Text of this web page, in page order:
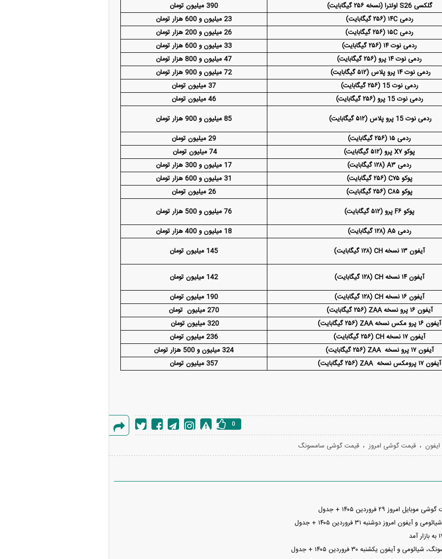
گلکسی S26 اولترا (نسخه ۲۵۶ گیگابایت)
390 میلیون تومان
ردمی ۱۴C (۲۵۶ گیگابایت)
23 میلیون و 600 هزار تومان
ردمی ۱۵C (۲۵۶ گیگابایت)
26 میلیون و 200 هزار تومان
ردمی نوت ۱۴ (۲۵۶ گیگابایت)
33 میلیون و 600 هزار تومان
ردمی نوت ۱۴ پرو (۲۵۶ گیگابایت)
47 میلیون و 800 هزار تومان
ردمی نوت ۱۴ پرو پلاس (۵۱۲ گیگابایت)
72 میلیون و 900 هزار تومان
ردمی نوت 15 (۲۵۶ گیگابایت)
37 میلیون تومان
ردمی نوت 15 پرو (۲۵۶ گیگابایت)
46 میلیون تومان
ردمی نوت 15 پرو پلاس (۵۱۲ گیگابایت)
85 میلیون و 900 هزار تومان
ردمی ۱۵ (۲۵۶ گیگابایت)
29 میلیون تومان
پوکو X۷ پرو (۵۱۲ گیگابایت)
74 میلیون تومان
ردمی A۳ (۱۲۸ گیگابایت)
17 میلیون و 300 هزار تومان
پوکو C۷۵ (۲۵۶ گیگابایت)
31 میلیون و 600 هزار تومان
پوکو C۸۵ (۲۵۶ گیگابایت)
26 میلیون تومان
پوکو F۶ پرو (۵۱۲ گیگابایت)
76 میلیون و 500 هزار تومان
ردمی A۵ (۱۲۸ گیگابایت)
18 میلیون و 400 هزار تومان
آیفون ۱۳ نسخه CH (۱۲۸ گیگابایت)
145 میلیون تومان
آیفون ۱۴ نسخه CH (۱۲۸ گیگابایت)
142 میلیون تومان
آیفون ۱۶ نسخه CH (۱۲۸ گیگابایت)
190 میلیون تومان
آیفون ۱۶ پرو نسخه ZAA (۲۵۶ گیگابایت)
270 میلیون تومان
آیفون ۱۶ پرو مکس نسخه ZAA (۲۵۶ گیگابایت)
320 میلیون تومان
آیفون ۱۷ نسخه CH (۲۵۶ گیگابایت)
236 میلیون تومان
آیفون ۱۷ پرو نسخه ZAA (۲۵۶ گیگابایت)
324 میلیون و 500 هزار تومان
آیفون ۱۷ پرومکس نسخه ZAA (۲۵۶ گیگابایت)
357 میلیون تومان
گزارش
0
، قیمت گوشی امروز ، قیمت گوشی سامسونگ
امروز ۲۹ فروردین ۱۴۰۵ + جدول
امروز دوشنبه ۳۱ فروردین ۱۴۰۵ + جدول
و آیفون یکشنبه ۳۰ فروردین ۱۴۰۵ + جدول